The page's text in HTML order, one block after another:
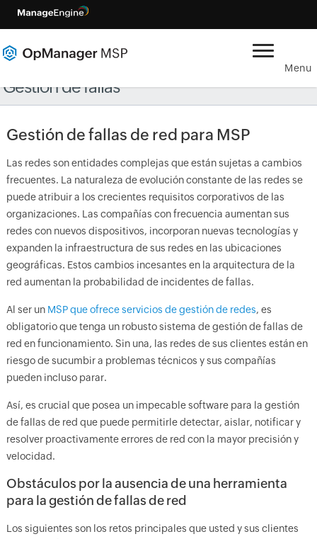
Menu
Gestión de fallas
Gestión de fallas de red para MSP
Las redes son entidades complejas que están sujetas a cambios
frecuentes. La naturaleza de evolución constante de las redes se
puede atribuir a los crecientes requisitos corporativos de las
organizaciones. Las compañías con frecuencia aumentan sus
redes con nuevos dispositivos, incorporan nuevas tecnologías y
expanden la infraestructura de sus redes en las ubicaciones
geográficas. Estos cambios incesantes en la arquitectura de la
red aumentan la probabilidad de incidentes de fallas.
Al ser unMSP que ofrece servicios de gestión de redes, es
obligatorio que tenga un robusto sistema de gestión de fallas de
red en funcionamiento. Sin una, las redes de sus clientes están en
riesgo de sucumbir a problemas técnicos y sus compañías
pueden incluso parar.
Así, es crucial que posea un impecable software para la gestión
de fallas de red que puede permitirle detectar, aislar, notificar y
resolver proactivamente errores de red con la mayor precisión y
velocidad.
Obstáculos por la ausencia de una herramienta
para la gestión de fallas de red
Los siguientes son los retos principales que usted y sus clientes